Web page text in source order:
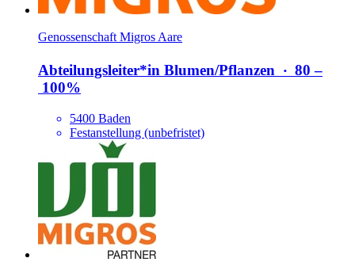
Genossenschaft Migros Aare
Abteilungsleiter*​in Blumen/​Pflanzen ‧ 80 –
100%
5400 Baden
Festanstellung (unbefristet)